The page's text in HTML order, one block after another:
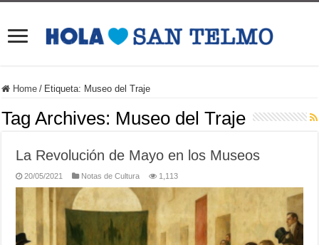
Home / Etiqueta: Museo del Traje
Tag Archives: Museo del Traje
La Revolución de Mayo en los Museos
20/05/2021 Notas de Cultura 1,113